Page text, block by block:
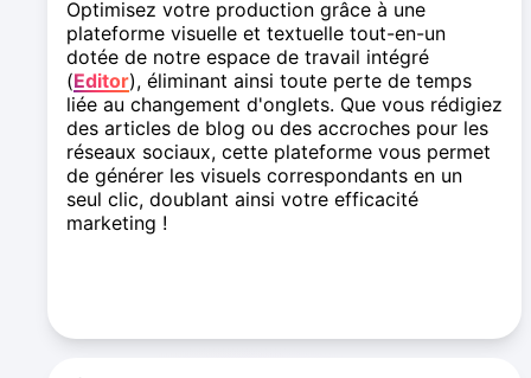
Optimisez votre production grâce à une
plateforme visuelle et textuelle tout-en-un
dotée de notre espace de travail intégré
(Editor), éliminant ainsi toute perte de temps
liée au changement d'onglets. Que vous rédigiez
des articles de blog ou des accroches pour les
réseaux sociaux, cette plateforme vous permet
de générer les visuels correspondants en un
seul clic, doublant ainsi votre efficacité
marketing !